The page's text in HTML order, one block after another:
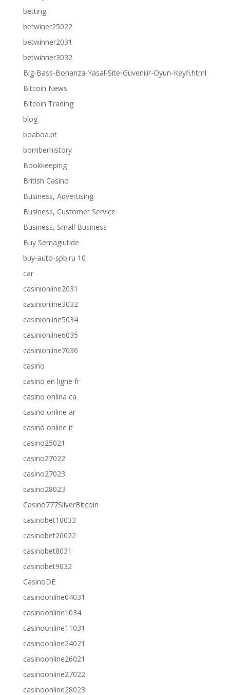
betting
betwiner25022
betwinner2031
betwinner3032
Big-Bass-Bonanza-Yasal-Site-Güvenilir-Oyun-Keyfi.html
Bitcoin News
Bitcoin Trading
blog
boaboa.pt
bomberhistory
Bookkeeping
British Casino
Business, Advertising
Business, Customer Service
Business, Small Business
Buy Semaglutide
buy-auto-spb.ru 10
car
casinionline2031
casinionline3032
casinionline5034
casinionline6035
casinionline7036
casino
casino en ligne fr
casino onlina ca
casino online ar
casinò online it
casino25021
casino27022
casino27023
casino28023
Casino777SilverBitcoin
casinobet10033
casinobet26022
casinobet8031
casinobet9032
CasinoDE
casinoonline04031
casinoonline1034
casinoonline11031
casinoonline24021
casinoonline26021
casinoonline27022
casinoonline28023